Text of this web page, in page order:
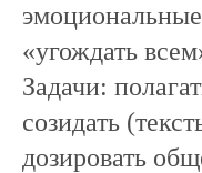
«угождать
Задачи:
созидать
дозировать